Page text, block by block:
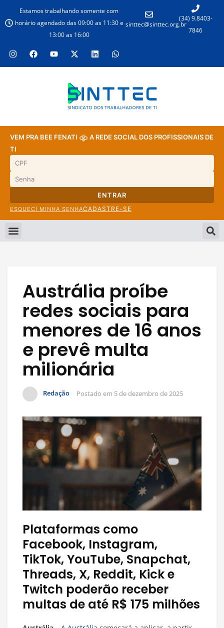
Estamos trabalhando somente com
horário agendado das 09:00 as 11:30 e
13:00 as 16:00
sinttec@sinttec.org.br
(34) 9.8403-
7846
VEM PRA BEE FENATI
A REDE SOCIAL DOS PROFISSIONAIS DE
TI
ENTRAR
ESQUECI MINHA SENHACADASTRE-SE
Austrália proíbe
redes sociais para
menores de 16 anos
e prevê multa
milionária
Redação Postado em 5 de dezembro de 2025
Plataformas como
Facebook, Instagram,
TikTok, YouTube, Snapchat,
Threads, X, Reddit, Kick e
Twitch poderão receber
multas de até R$ 175 milhões